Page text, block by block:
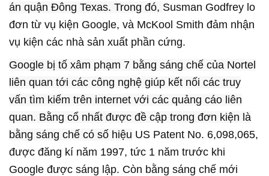
án quận Đông Texas. Trong đó, Susman Godfrey lo
đơn từ vụ kiện Google, và McKool Smith đảm nhận
vụ kiện các nhà sản xuất phần cứng.
Google bị tố xâm phạm 7 bằng sáng chế của Nortel
liên quan tới các công nghệ giúp kết nối các truy
vấn tìm kiếm trên internet với các quảng cáo liên
quan. Bằng cổ nhất được đề cập trong đơn kiện là
bằng sáng chế có số hiệu US Patent No. 6,098,065,
được đăng kí năm 1997, tức 1 năm trước khi
Google được sáng lập. Còn bằng sáng chế mới